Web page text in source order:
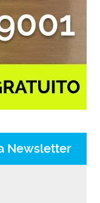
Newsletter